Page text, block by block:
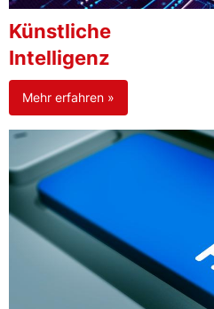
Künstliche
Intelligenz
Mehr erfahren »